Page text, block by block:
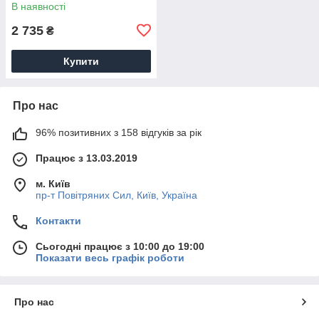
Chrome/White
В наявності
2 735 ₴
Купити
Про нас
96% позитивних з 158 відгуків за рік
Працює з 13.03.2019
м. Київ
пр-т Повiтряних Сил, Київ, Україна
Контакти
Сьогодні працює з 10:00 до 19:00
Показати весь графік роботи
Про нас